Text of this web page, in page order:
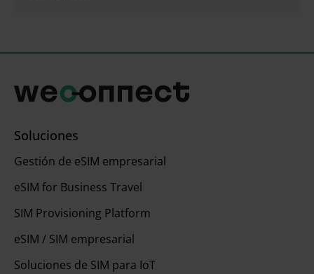
Soluciones
Gestión de eSIM empresarial
eSIM for Business Travel
SIM Provisioning Platform
eSIM / SIM empresarial
Soluciones de SIM para IoT